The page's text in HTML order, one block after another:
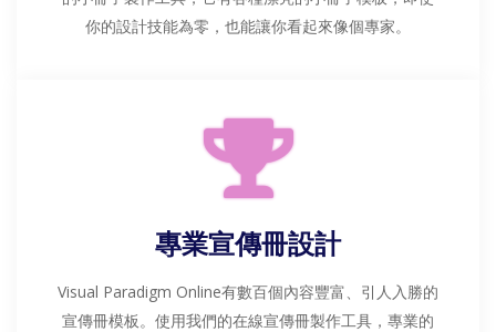
你的設計技能為零，也能讓你看起來像個專家。
專業宣傳冊設計
Visual Paradigm Online有數百個內容豐富、引人入勝的
宣傳冊模板。使用我們的在線宣傳冊製作工具，專業的